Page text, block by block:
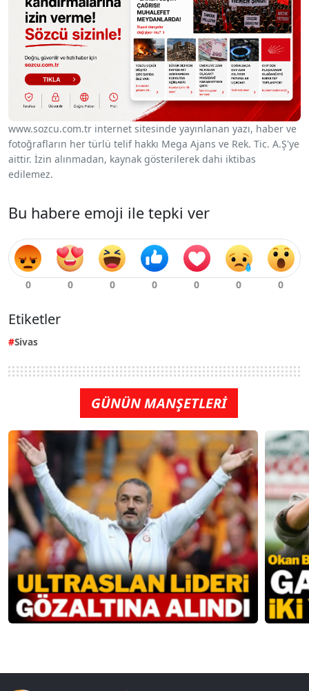
www.sozcu.com.tr internet sitesinde yayınlanan yazı, haber ve
fotoğrafların her türlü telif hakkı Mega Ajans ve Rek. Tic. A.Ş'ye
aittir. İzin alınmadan, kaynak gösterilerek dahi iktibas
edilemez.
Bu habere emoji ile tepki ver
Etiketler
Sivas
GÜNÜN MANŞETLERİ